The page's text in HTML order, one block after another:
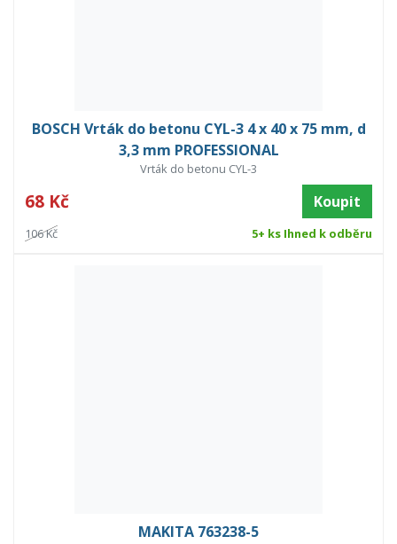
BOSCH Vrták do betonu CYL-3 4 x 40 x 75 mm, d
3,3 mm PROFESSIONAL
Vrták do betonu CYL-3
68 Kč Koupit
106 Kč 5+ ks Ihned k odběru
MAKITA 763238-5